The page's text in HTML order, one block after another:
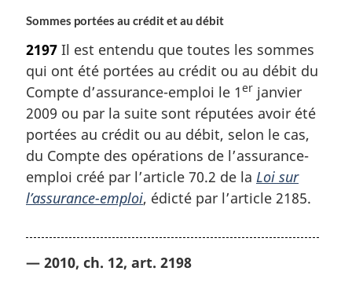
Sommes portées au crédit et au débit
2197 Il est entendu que toutes les sommes
qui ont été portées au crédit ou au débit du
Compte d’assurance-emploi le 1er janvier
2009 ou par la suite sont réputées avoir été
portées au crédit ou au débit, selon le cas,
du Compte des opérations de l’assurance-
emploi créé par l’article 70.2 de la Loi sur
l’assurance-emploi, édicté par l’article 2185.
— 2010, ch. 12, art. 2198